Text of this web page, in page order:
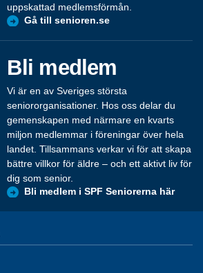
uppskattad medlemsförmån.
Gå till senioren.se
Bli medlem
Vi är en av Sveriges största
seniororganisationer. Hos oss delar du
gemenskapen med närmare en kvarts
miljon medlemmar i föreningar över hela
landet. Tillsammans verkar vi för att skapa
bättre villkor för äldre – och ett aktivt liv för
dig som senior.
Bli medlem i SPF Seniorerna här